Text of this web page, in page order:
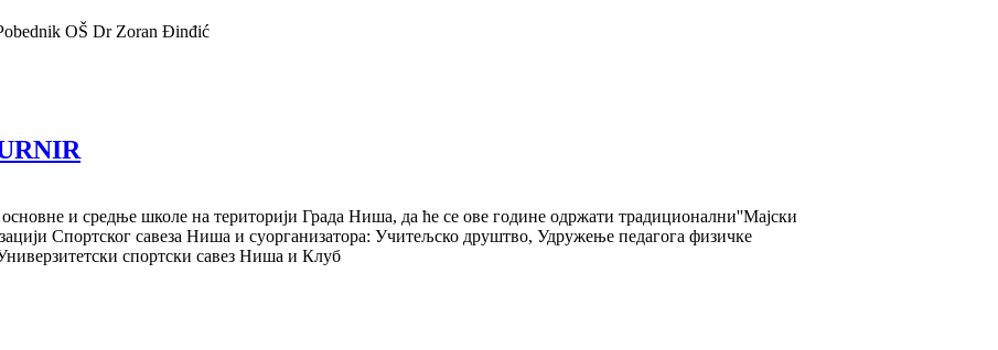
OŠ Dr Zoran Đinđić
и средње школе на територији Града Ниша, да ће се ове године одржати традиционални''Мајски
Спортског савеза Ниша и суорганизатора: Учитељско друштво, Удружење педагога физичке
спортски савез Ниша и Клуб